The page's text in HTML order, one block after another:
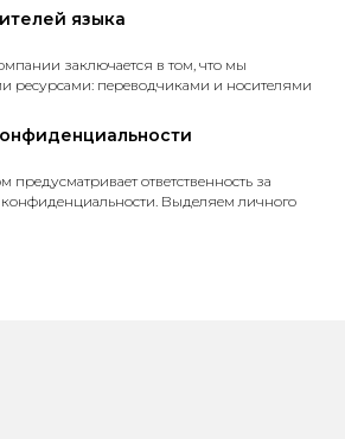
языка
заключается в том, что мы
ресурсами: переводчиками и носителями
предусматривает ответственность за
Выделяем личного